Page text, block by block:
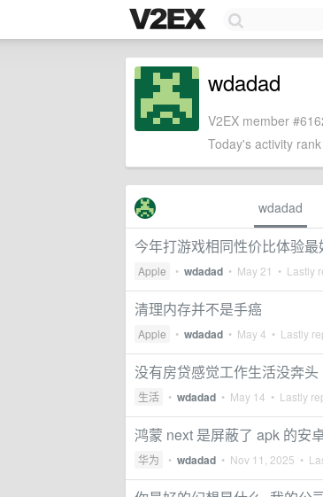
wdadad
V2EX member
Today's activity rank
wdadad
今年打游戏相同性价比体验
Apple • wdadad • May 21 • Lastly
清理内存并不是手癌
Apple • wdadad • May 4 • Lastly
没有房贷感觉工作生活没奔头
生活 • wdadad • May 14 • Lastly
鸿蒙 next 是屏蔽了 apk 的安
华为 • wdadad • Nov 11, 2025 •